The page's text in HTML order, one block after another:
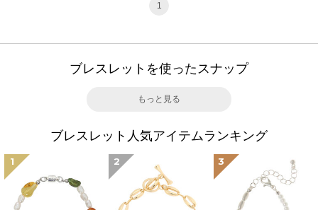
1
ブレスレットを使ったスナップ
もっと見る
ブレスレット人気アイテムランキング
1 2 3